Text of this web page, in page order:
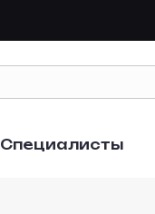
Специалисты